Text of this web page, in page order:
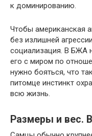
к доминированию.
Чтобы американская
без излишней
социализация. В БЖА
его с миром по
нужно бояться, что
питомце инстинкт
всю жизнь.
Размеры и вес.